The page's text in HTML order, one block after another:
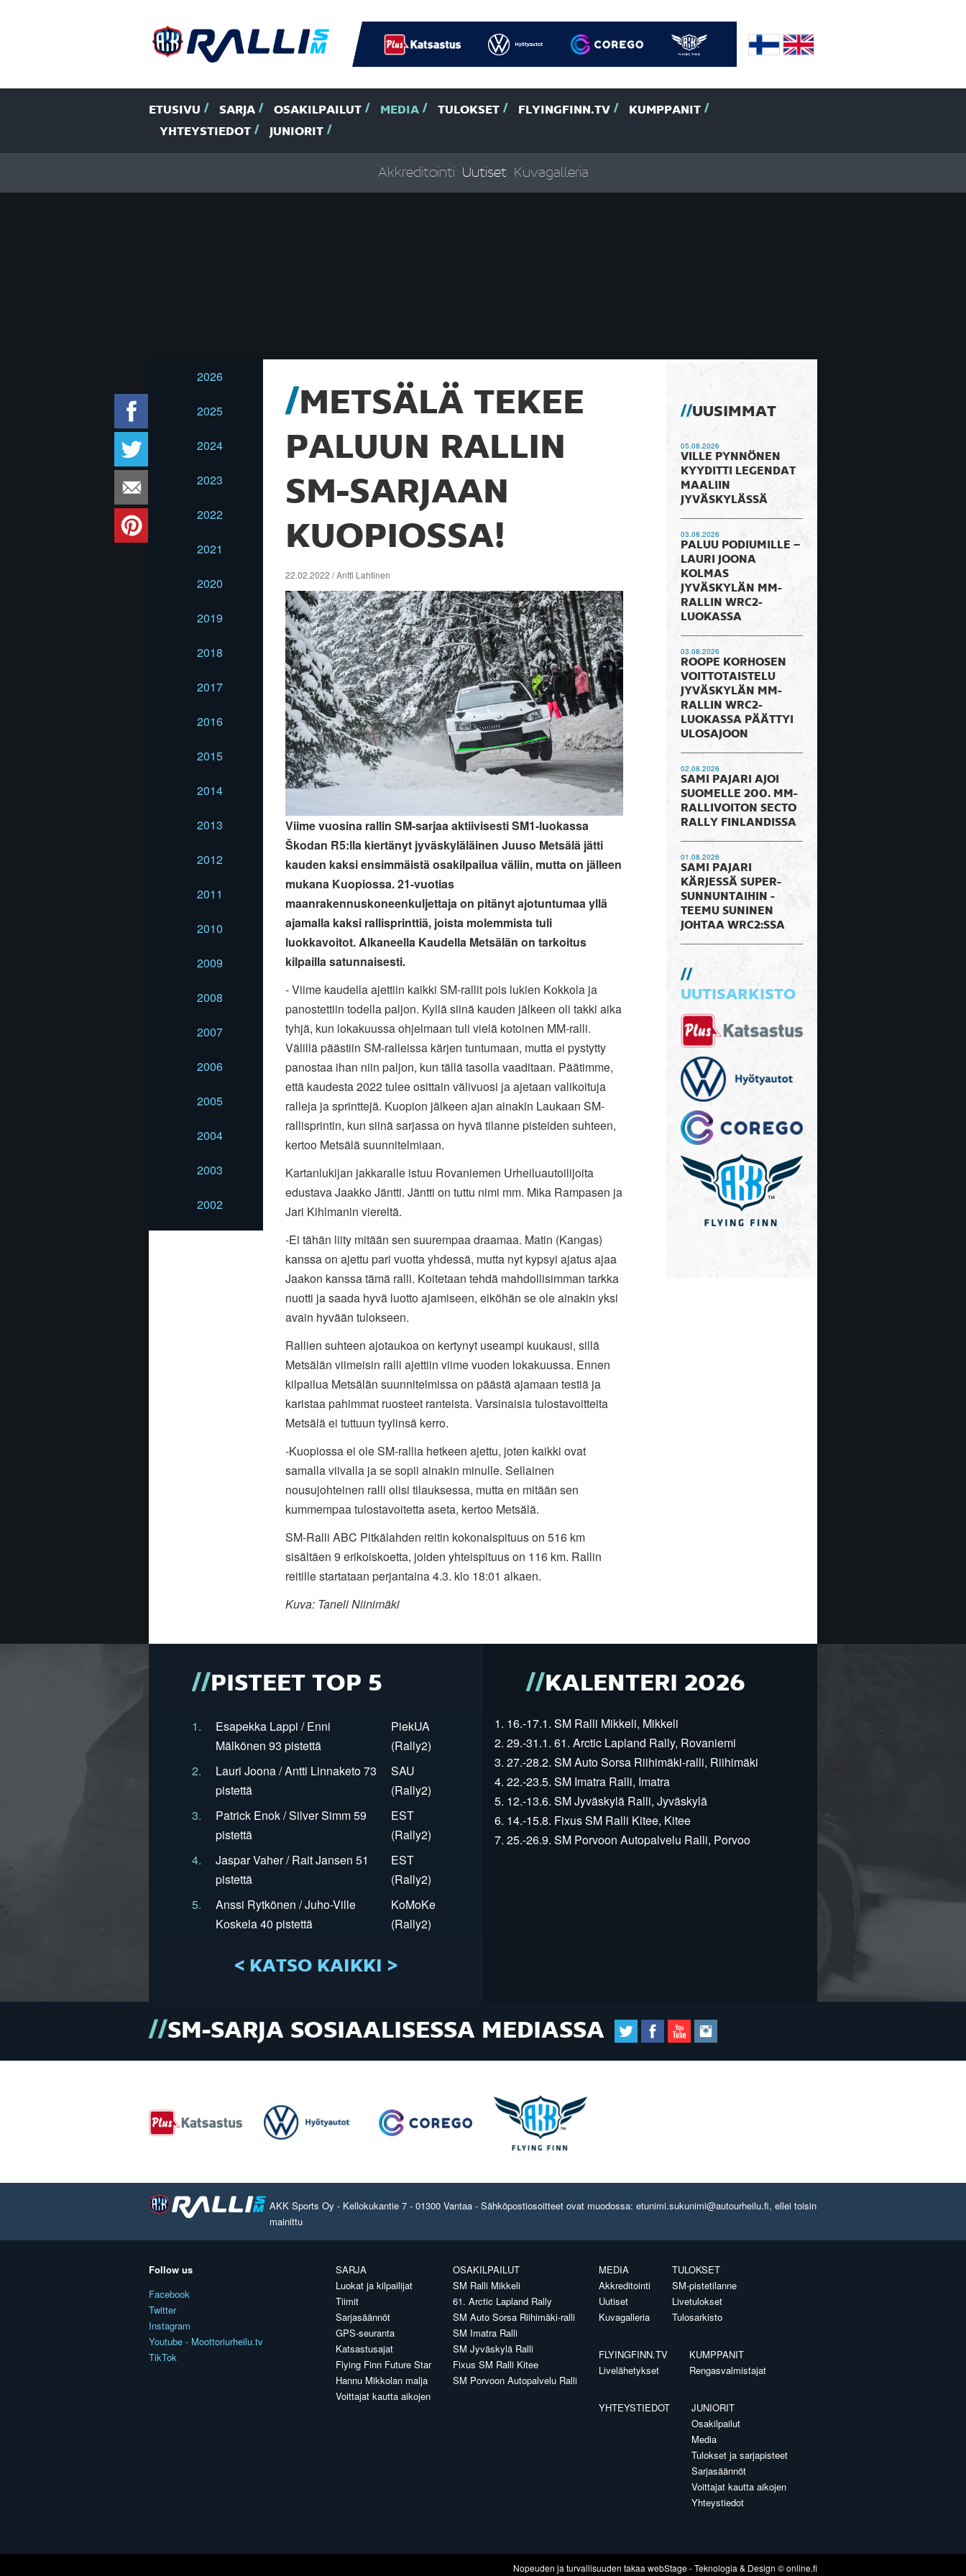
ETUSIVU SARJA OSAKILPAILUT MEDIA TULOKSET FLYINGFINN.TV
KUMPPANIT
YHTEYSTIEDOT
JUNIORIT
Akkreditointi Uutiset Kuvagalleria
2026
2025
2024
2023
2022
2021
2020
2019
2018
2017
2016
2015
2014
2013
2012
2011
2010
2009
2008
2007
2006
2005
2004
2003
2002
METSÄLÄ TEKEE
PALUUN RALLIN
SM-SARJAAN
KUOPIOSSA!
22.02.2022 / Antti Lahtinen
Viime vuosina rallin SM-sarjaa aktiivisesti SM1-luokassa
Škodan R5:lla kiertänyt jyväskyläläinen Juuso Metsälä jätti
kauden kaksi ensimmäistä osakilpailua väliin, mutta on jälleen
mukana Kuopiossa. 21-vuotias
maanrakennuskoneenkuljettaja on pitänyt ajotuntumaa yllä
ajamalla kaksi rallisprinttiä, joista molemmista tuli
luokkavoitot. Alkaneella Kaudella Metsälän on tarkoitus
kilpailla satunnaisesti.
- Viime kaudella ajettiin kaikki SM-rallit pois lukien Kokkola ja
panostettiin todella paljon. Kyllä siinä kauden jälkeen oli takki aika
tyhjä, kun lokakuussa ohjelmaan tuli vielä kotoinen MM-ralli.
Välillä päästiin SM-ralleissa kärjen tuntumaan, mutta ei pystytty
panostaa ihan niin paljon, kun tällä tasolla vaaditaan. Päätimme,
että kaudesta 2022 tulee osittain välivuosi ja ajetaan valikoituja
ralleja ja sprinttejä. Kuopion jälkeen ajan ainakin Laukaan SM-
rallisprintin, kun siinä sarjassa on hyvä tilanne pisteiden suhteen,
kertoo Metsälä suunnitelmiaan.
Kartanlukijan jakkaralle istuu Rovaniemen Urheiluautoilijoita
edustava Jaakko Jäntti. Jäntti on tuttu nimi mm. Mika Rampasen ja
Jari Kihlmanin viereltä.
-Ei tähän liity mitään sen suurempaa draamaa. Matin (Kangas)
kanssa on ajettu pari vuotta yhdessä, mutta nyt kypsyi ajatus ajaa
Jaakon kanssa tämä ralli. Koitetaan tehdä mahdollisimman tarkka
nuotti ja saada hyvä luotto ajamiseen, eiköhän se ole ainakin yksi
avain hyvään tulokseen.
Rallien suhteen ajotaukoa on kertynyt useampi kuukausi, sillä
Metsälän viimeisin ralli ajettiin viime vuoden lokakuussa. Ennen
kilpailua Metsälän suunnitelmissa on päästä ajamaan testiä ja
karistaa pahimmat ruosteet ranteista. Varsinaisia tulostavoitteita
Metsälä ei tuttuun tyylinsä kerro.
-Kuopiossa ei ole SM-rallia hetkeen ajettu, joten kaikki ovat
samalla viivalla ja se sopii ainakin minulle. Sellainen
nousujohteinen ralli olisi tilauksessa, mutta en mitään sen
kummempaa tulostavoitetta aseta, kertoo Metsälä.
SM-Ralli ABC Pitkälahden reitin kokonaispituus on 516 km
sisältäen 9 erikoiskoetta, joiden yhteispituus on 116 km. Rallin
reitille startataan perjantaina 4.3. klo 18:01 alkaen.
Kuva: Taneli Niinimäki
UUSIMMAT
05.08.2026
VILLE PYNNÖNEN
KYYDITTI LEGENDAT
MAALIIN
JYVÄSKYLÄSSÄ
03.08.2026
PALUU PODIUMILLE –
LAURI JOONA
KOLMAS
JYVÄSKYLÄN MM-
RALLIN WRC2-
LUOKASSA
03.08.2026
ROOPE KORHOSEN
VOITTOTAISTELU
JYVÄSKYLÄN MM-
RALLIN WRC2-
LUOKASSA PÄÄTTYI
ULOSAJOON
02.08.2026
SAMI PAJARI AJOI
SUOMELLE 200. MM-
RALLIVOITON SECTO
RALLY FINLANDISSA
01.08.2026
SAMI PAJARI
KÄRJESSÄ SUPER-
SUNNUNTAIHIN -
TEEMU SUNINEN
JOHTAA WRC2:SSA
UUTISARKISTO
PISTEET TOP 5
1.
Esapekka Lappi / Enni
Mälkönen 93 pistettä
PiekUA
(Rally2)
2.
Lauri Joona / Antti Linnaketo 73
pistettä
SAU
(Rally2)
3.
Patrick Enok / Silver Simm 59
pistettä
EST
(Rally2)
4.
Jaspar Vaher / Rait Jansen 51
pistettä
EST
(Rally2)
5.
Anssi Rytkönen / Juho-Ville
Koskela 40 pistettä
KoMoKe
(Rally2)
< KATSO KAIKKI >
KALENTERI 2026
1. 16.-17.1. SM Ralli Mikkeli, Mikkeli
2. 29.-31.1. 61. Arctic Lapland Rally, Rovaniemi
3. 27.-28.2. SM Auto Sorsa Riihimäki-ralli, Riihimäki
4. 22.-23.5. SM Imatra Ralli, Imatra
5. 12.-13.6. SM Jyväskylä Ralli, Jyväskylä
6. 14.-15.8. Fixus SM Ralli Kitee, Kitee
7. 25.-26.9. SM Porvoon Autopalvelu Ralli, Porvoo
SM-SARJA SOSIAALISESSA MEDIASSA
AKK Sports Oy - Kellokukantie 7 - 01300 Vantaa - Sähköpostiosoitteet ovat muodossa: etunimi.sukunimi@autourheilu.fi, ellei toisin
mainittu
Follow us
Facebook
Twitter
Instagram
Youtube - Moottoriurheilu.tv
TikTok
SARJA
Luokat ja kilpailijat
Tiimit
Sarjasäännöt
GPS-seuranta
Katsastusajat
Flying Finn Future Star
Hannu Mikkolan malja
Voittajat kautta aikojen
OSAKILPAILUT
SM Ralli Mikkeli
61. Arctic Lapland Rally
SM Auto Sorsa Riihimäki-ralli
SM Imatra Ralli
SM Jyväskylä Ralli
Fixus SM Ralli Kitee
SM Porvoon Autopalvelu Ralli
MEDIA
Akkreditointi
Uutiset
Kuvagalleria
TULOKSET
SM-pistetilanne
Livetulokset
Tulosarkisto
FLYINGFINN.TV
Livelähetykset
KUMPPANIT
Rengasvalmistajat
YHTEYSTIEDOT
JUNIORIT
Osakilpailut
Media
Tulokset ja sarjapisteet
Sarjasäännöt
Voittajat kautta aikojen
Yhteystiedot
Nopeuden ja turvallisuuden takaa webStage- Teknologia & Design ©online.fi